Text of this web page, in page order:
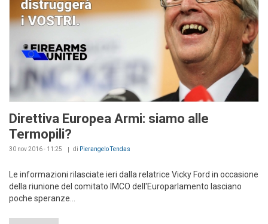
Direttiva Europea Armi: siamo alle
Termopili?
30 nov 2016 - 11:25 di Pierangelo Tendas
Le informazioni rilasciate ieri dalla relatrice Vicky Ford in occasione
della riunione del comitato IMCO dell'Europarlamento lasciano
poche speranze...